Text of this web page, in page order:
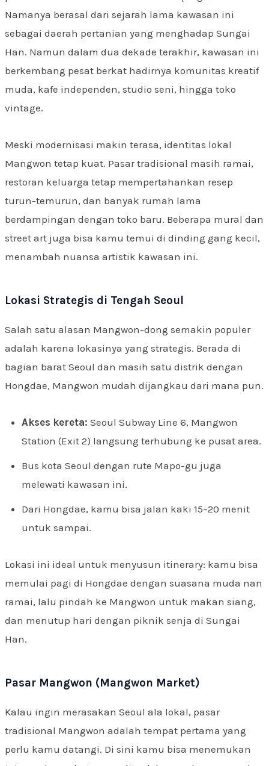
Namanya berasal dari sejarah lama kawasan ini
sebagai daerah pertanian yang menghadap Sungai
Han. Namun dalam dua dekade terakhir, kawasan ini
berkembang pesat berkat hadirnya komunitas kreatif
muda, kafe independen, studio seni, hingga toko
vintage.
Meski modernisasi makin terasa, identitas lokal
Mangwon tetap kuat. Pasar tradisional masih ramai,
restoran keluarga tetap mempertahankan resep
turun-temurun, dan banyak rumah lama
berdampingan dengan toko baru. Beberapa mural dan
street art juga bisa kamu temui di dinding gang kecil,
menambah nuansa artistik kawasan ini.
Lokasi Strategis di Tengah Seoul
Salah satu alasan Mangwon-dong semakin populer
adalah karena lokasinya yang strategis. Berada di
bagian barat Seoul dan masih satu distrik dengan
Hongdae, Mangwon mudah dijangkau dari mana pun.
Akses kereta: Seoul Subway Line 6, Mangwon
Station (Exit 2) langsung terhubung ke pusat area.
Bus kota Seoul dengan rute Mapo-gu juga
melewati kawasan ini.
Dari Hongdae, kamu bisa jalan kaki 15–20 menit
untuk sampai.
Lokasi ini ideal untuk menyusun itinerary: kamu bisa
memulai pagi di Hongdae dengan suasana muda nan
ramai, lalu pindah ke Mangwon untuk makan siang,
dan menutup hari dengan piknik senja di Sungai
Han.
Pasar Mangwon (Mangwon Market)
Kalau ingin merasakan Seoul ala lokal, pasar
tradisional Mangwon adalah tempat pertama yang
perlu kamu datangi. Di sini kamu bisa menemukan